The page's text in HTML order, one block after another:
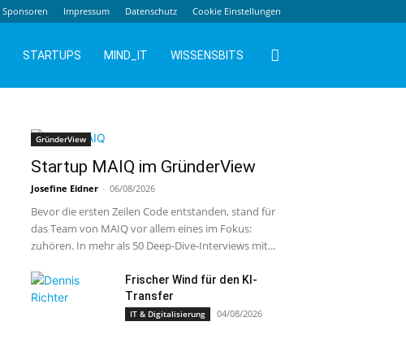
Sponsoren Impressum Datenschutz Cookie Einstellungen
STARTUPS MIND_IT WISSENSBITS
GründerView
Startup MAIQ im GründerView
Josefine Eidner - 06/08/2026
Bevor die ersten Zeilen Code entstanden, stand für
das Team von MAIQ vor allem eines im Fokus:
zuhören. In mehr als 50 Deep-Dive-Interviews mit...
Frischer Wind für den KI-
Transfer
IT & Digitalisierung 04/08/2026